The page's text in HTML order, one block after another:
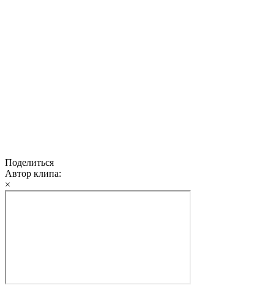
Поделиться
Автор клипа:
×